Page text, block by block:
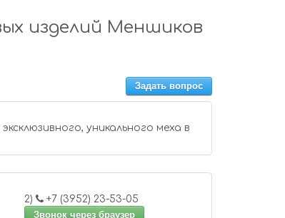
изделий Меншиков
Задать вопрос
уникального меха в
2)
+7 (3952) 23-53-05
Звонок через браузер